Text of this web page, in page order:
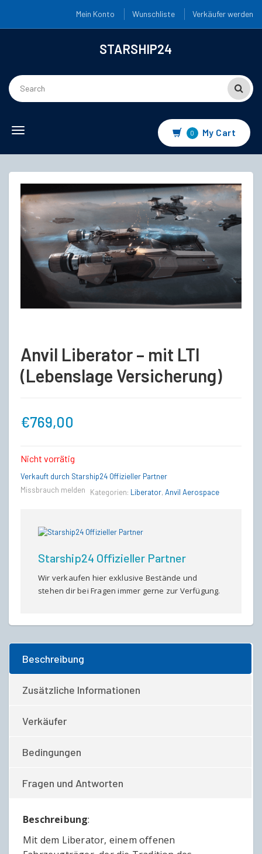
Mein Konto Wunschliste Verkäufer werden
STARSHIP24
Toggle
0 My Cart
Anvil Liberator – mit LTI
(Lebenslage Versicherung)
€769,00
Nicht vorrätig
Verkauft durch Starship24 Offizieller Partner
Missbrauch melden
Kategorien: Liberator, Anvil Aerospace
Starship24 Offizieller Partner
Wir verkaufen hier exklusive Bestände und
stehen dir bei Fragen immer gerne zur Verfügung.
Beschreibung
Zusätzliche Informationen
Verkäufer
Bedingungen
Fragen und Antworten
Beschreibung:
Mit dem Liberator, einem offenen